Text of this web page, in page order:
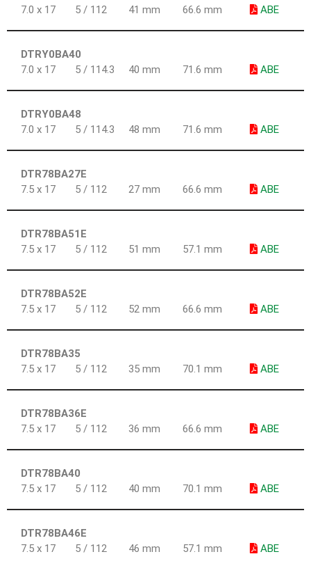
7.0 x 17
5 / 112 41 mm 66.6 mm ABE
DTRY0BA40
7.0 x 17
5 / 114.3 40 mm 71.6 mm ABE
DTRY0BA48
7.0 x 17
5 / 114.3 48 mm 71.6 mm ABE
DTR78BA27E
7.5 x 17
5 / 112 27 mm 66.6 mm ABE
DTR78BA51E
7.5 x 17
5 / 112 51 mm 57.1 mm ABE
DTR78BA52E
7.5 x 17
5 / 112 52 mm 66.6 mm ABE
DTR78BA35
7.5 x 17
5 / 112 35 mm 70.1 mm ABE
DTR78BA36E
7.5 x 17
5 / 112 36 mm 66.6 mm ABE
DTR78BA40
7.5 x 17
5 / 112 40 mm 70.1 mm ABE
DTR78BA46E
7.5 x 17
5 / 112 46 mm 57.1 mm ABE